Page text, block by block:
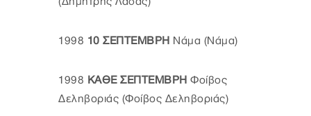
1998 10 ΣΕΠΤΕΜΒΡΗ Νάμα (Νάμα)
1998 ΚΑΘΕ ΣΕΠΤΕΜΒΡΗ Φοίβος
Δεληβοριάς (Φοίβος Δεληβοριάς)